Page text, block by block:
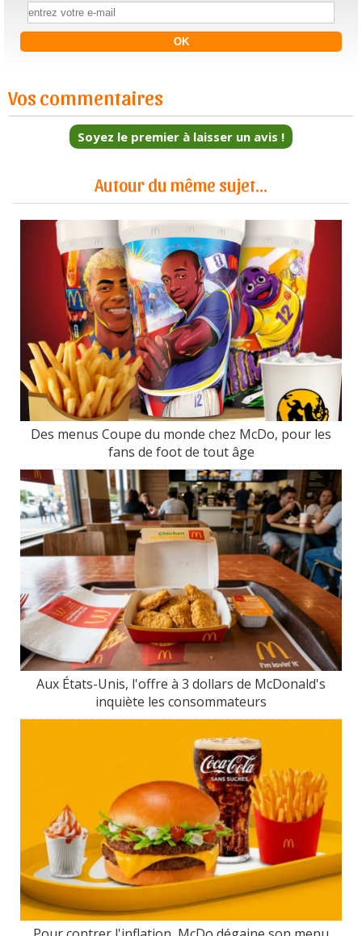
Vos commentaires
Soyez le premier à laisser un avis !
Autour du même sujet...
Des menus Coupe du monde chez McDo, pour les
fans de foot de tout âge
Aux États-Unis, l'offre à 3 dollars de McDonald's
inquiète les consommateurs